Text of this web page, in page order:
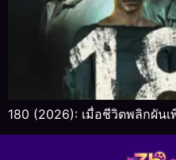
180 (2026): เมื่อชีวิตพลิกผัน